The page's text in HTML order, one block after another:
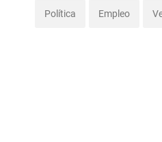
Política Empleo